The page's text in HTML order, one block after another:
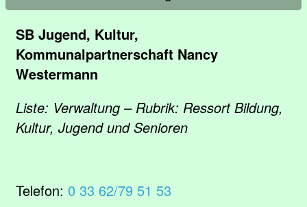
SB Jugend, Kultur,
Kommunalpartnerschaft Nancy
Westermann
Liste: Verwaltung – Rubrik: Ressort Bildung,
Kultur, Jugend und Senioren
Telefon: 0 33 62/79 51 53